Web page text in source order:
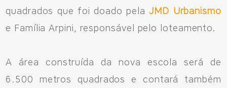
Avenida Eiffel, 819 - Aquarela das Artes Bairro Planejado,
Razão Social: Jmd Hamoa Urbanismo Ltda
Sinop/MT - 78.555-453
quadrados que foi doado pelaJMD Urbanismo
e Família Arpini, responsável pelo loteamento.
A área construída da nova escola será de
6.500 metros quadrados e contará também